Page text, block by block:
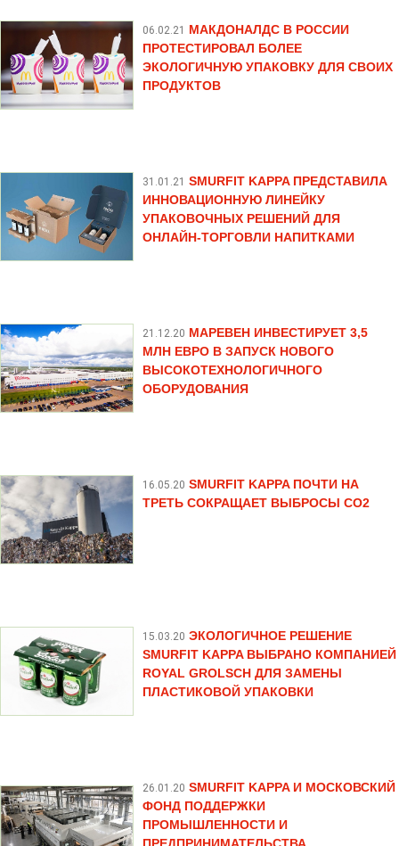
06.02.21 МАКДОНАЛДС В РОССИИ
ПРОТЕСТИРОВАЛ БОЛЕЕ
ЭКОЛОГИЧНУЮ УПАКОВКУ ДЛЯ СВОИХ
ПРОДУКТОВ
31.01.21 SMURFIT KAPPA ПРЕДСТАВИЛА
ИННОВАЦИОННУЮ ЛИНЕЙКУ
УПАКОВОЧНЫХ РЕШЕНИЙ ДЛЯ
ОНЛАЙН-ТОРГОВЛИ НАПИТКАМИ
21.12.20 МАРЕВЕН ИНВЕСТИРУЕТ 3,5
МЛН ЕВРО В ЗАПУСК НОВОГО
ВЫСОКОТЕХНОЛОГИЧНОГО
ОБОРУДОВАНИЯ
16.05.20 SMURFIT KAPPA ПОЧТИ НА
ТРЕТЬ СОКРАЩАЕТ ВЫБРОСЫ CO2
15.03.20 ЭКОЛОГИЧНОЕ РЕШЕНИЕ
SMURFIT KAPPA ВЫБРАНО КОМПАНИЕЙ
ROYAL GROLSCH ДЛЯ ЗАМЕНЫ
ПЛАСТИКОВОЙ УПАКОВКИ
26.01.20 SMURFIT KAPPA И МОСКОВСКИЙ
ФОНД ПОДДЕРЖКИ
ПРОМЫШЛЕННОСТИ И
ПРЕДПРИНИМАТЕЛЬСТВА